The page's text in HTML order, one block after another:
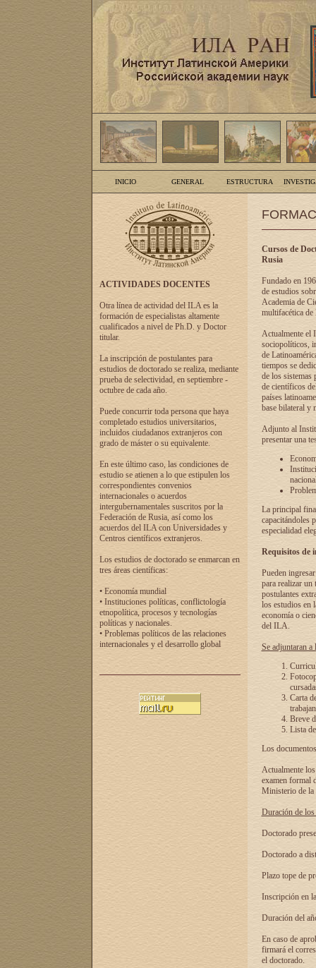
INICIO GENERAL ESTRUCTURA
ACTIVIDADES DOCENTES
Otra línea de actividad del ILA es la
formación de especialistas altamente
cualificados a nivel de Ph.D. y Doctor
titular.
La inscripción de postulantes para
estudios de doctorado se realiza, mediante
prueba de selectividad, en septiembre -
octubre de cada año.
Puede concurrir toda persona que haya
completado estudios universitarios,
incluidos ciudadanos extranjeros con
grado de máster o su equivalente.
En este último caso, las condiciones de
estudio se atienen a lo que estipulen los
correspondientes convenios
internacionales o acuerdos
intergubernamentales suscritos por la
Federación de Rusia, así como los
acuerdos del ILA con Universidades y
Centros científicos extranjeros.
Los estudios de doctorado se enmarcan en
tres áreas científicas:
• Economía mundial
• Instituciones políticas, conflictología
etnopolítica, procesos y tecnologías
políticas y nacionales.
• Problemas políticos de las relaciones
internacionales y el desarrollo global
Cursos de
Rusia
Fundado en
de estudios
Academia de
multifacética de
Actualmente el
sociopolíticos,
de
tiempos se
de los sistemas
de científicos
países
base bilateral y
Adjunto al
presentar una
La principal
capacitándoles
especialidad
Requisitos de
Pueden
para realizar un
postulantes
los estudios en
economía o
del ILA.
Se adjuntaran a
Carta
Breve
Lista
Los
Actualmente
examen formal
Ministerio de la
Duración de
Doctorado
Doctorado a
Plazo tope de
Inscripción en
Duración del
En caso de
firmará el
el doctorado.